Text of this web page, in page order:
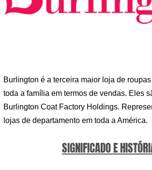
Burlington é a terceira maior loja de
toda a família em termos de vendas. Eles
Burlington Coat Factory Holdings.
lojas de departamento em toda a América.
SIGNIFICADO E